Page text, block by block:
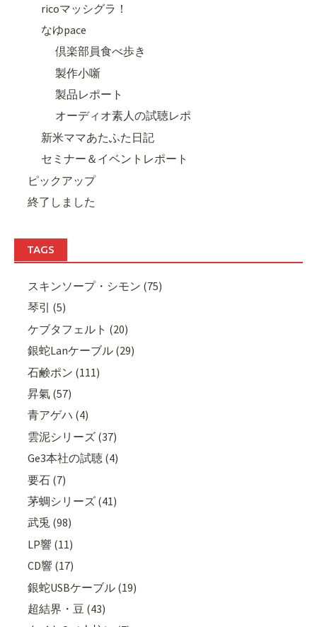
ricoマッシグラ！
なゆpace
倶楽部員食べ歩き
製作小噺
製品レポート
オーディオ素人の試聴レポ
新米ママあたふた日記
セミナー＆イベントレポート
ピックアップ
終了しました
TAGS
スキンソープ・シモン (75)
琴引 (5)
ケブタフェルト (20)
銀蛇Lanケーブル (29)
石鹸ポン (111)
昇氣 (57)
青アゲハ (4)
雲泥シリーズ (37)
Ge3本社の試聴 (4)
要石 (7)
茅蜩シリーズ (41)
武兎 (98)
LP響 (11)
CD響 (17)
銀蛇USBケーブル (19)
超結界・豆 (43)